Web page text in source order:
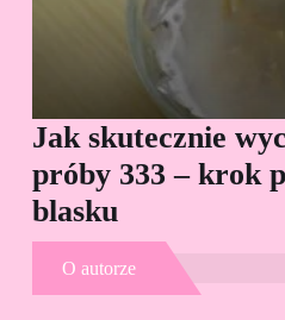
Jak skutecznie
próby 333 – krok
blasku
O autorze